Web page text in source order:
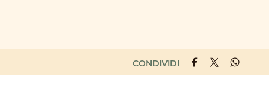
CONDIVIDI